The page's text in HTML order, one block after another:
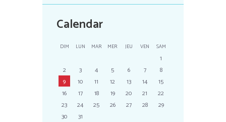
Calendar
DIM LUN MAR MER JEU VEN SAM
1
2
3 4 5 6 7
8
9
10 11 12 13 14
15
16
17 18 19 20 21
22
23
24 25 26 27 28
29
30
31